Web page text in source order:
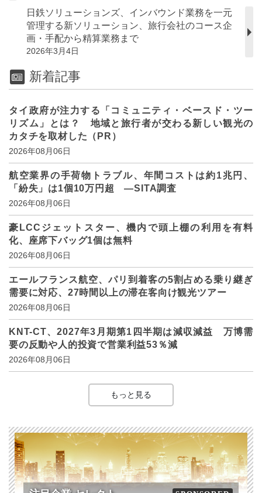
日鉄ソリューションズ、インバウンド業務を一元
管理する新ソリューション、旅行会社のコース企
画・手配から精算業務まで
2026年3月4日
新着記事
タイ政府が注力する「コミュニティ・ベースド・ツー
リズム」とは？ 地域と旅行者が交わる新しい観光の
カタチを取材した（PR）
2026年08月06日
航空業界の手荷物トラブル、年間コストは約1兆円、
「紛失」は1個10万円超 ―SITA調査
2026年08月06日
豪LCCジェットスター、機内で頭上棚の利用を有料
化、座席下バッグ1個は無料
2026年08月06日
エールフランス航空、パリ到着客の5割占める乗り継ぎ
需要に対応、27時間以上の滞在客向け観光ツアー
2026年08月06日
KNT-CT、2027年3月期第1四半期は減収減益 万博需
要の反動や人的投資で営業利益53％減
2026年08月06日
もっと見る